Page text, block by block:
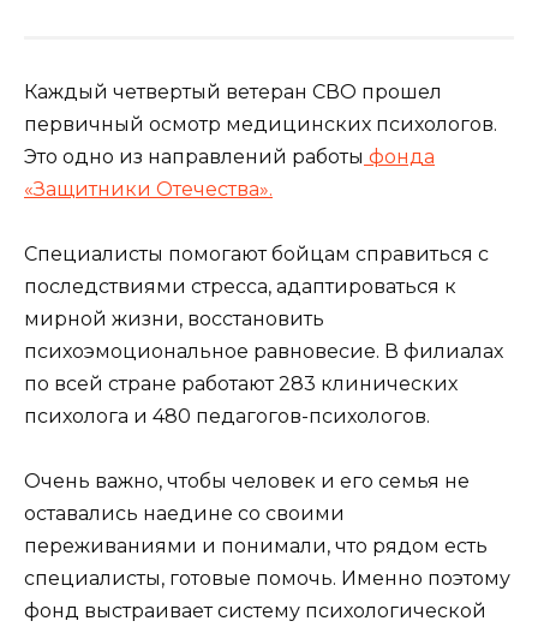
Каждый четвертый ветеран СВО прошел
первичный осмотр медицинских психологов.
Это одно из направлений работы фонда
«Защитники Отечества».
Специалисты помогают бойцам справиться с
последствиями стресса, адаптироваться к
мирной жизни, восстановить
психоэмоциональное равновесие. В филиалах
по всей стране работают 283 клинических
психолога и 480 педагогов-психологов.
Очень важно, чтобы человек и его семья не
оставались наедине со своими
переживаниями и понимали, что рядом есть
специалисты, готовые помочь. Именно поэтому
фонд выстраивает систему психологической